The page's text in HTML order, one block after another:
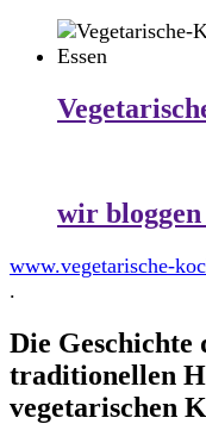
wir
www.vegetarische-
.
Die Geschichte
traditionellen
vegetarischen